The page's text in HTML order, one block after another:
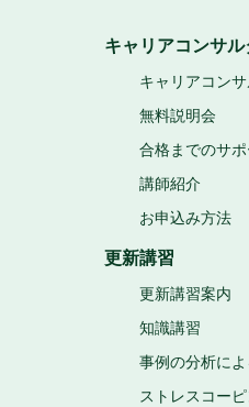
キャリアコンサ
キャリアコン
無料説明会
合格までのサポ
講師紹介
お申込み方法
更新講習
更新講習案内
知識講習
事例の分析に
ストレスコー